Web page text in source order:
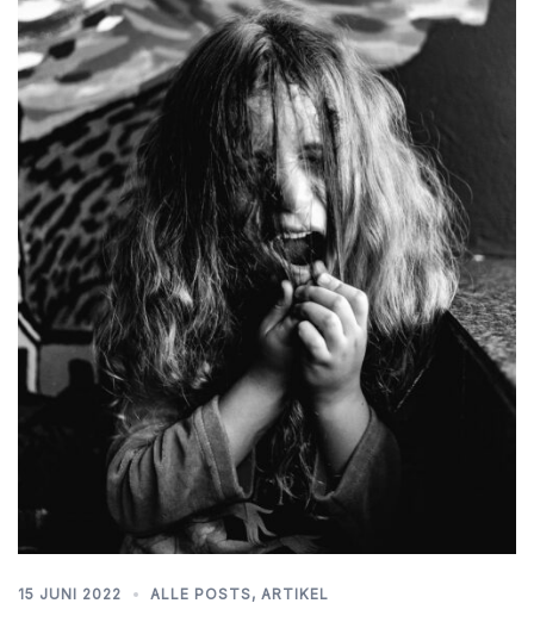
15 JUNI 2022 ALLE POSTS, ARTIKEL